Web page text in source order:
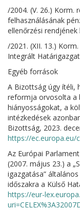
/2004. (V. 26.) Korm.
felhasználásának
ellenőrzési rendjének
/2021. (XII. 13.)
Integrált
Egyéb források
A Bizottság úgy ítéli,
reformja orvosolta a
hiányosságokat, a
intézkedések
Bizottság, 2023.
https://ec.europa.eu/
Az Európai
(2007. május 23.) a
igazgatása”
időszakra a Külső
https://eur-